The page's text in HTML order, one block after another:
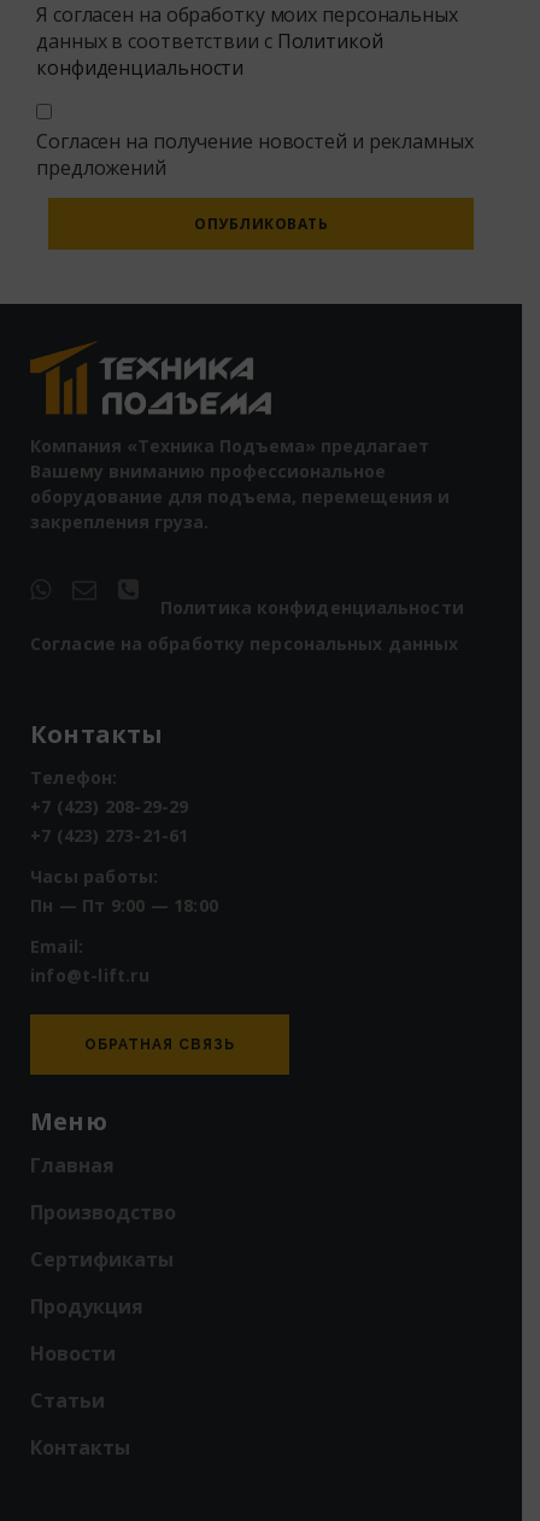
Я согласен на обработку моих персональных
данных в соответствии с Политикой
конфиденциальности
Согласен на получение новостей и рекламных
предложений
Компания «Техника Подъема» предлагает
Вашему вниманию профессиональное
оборудование для подъема, перемещения и
закрепления груза.
Политика конфиденциальности
Согласие на обработку персональных данных
Контакты
Телефон:
+7 (423) 208-29-29
+7 (423) 273-21-61
Часы работы:
Пн — Пт 9:00 — 18:00
Email:
info@t-lift.ru
ОБРАТНАЯ СВЯЗЬ
Меню
Главная
Производство
Сертификаты
Продукция
Новости
Статьи
Контакты